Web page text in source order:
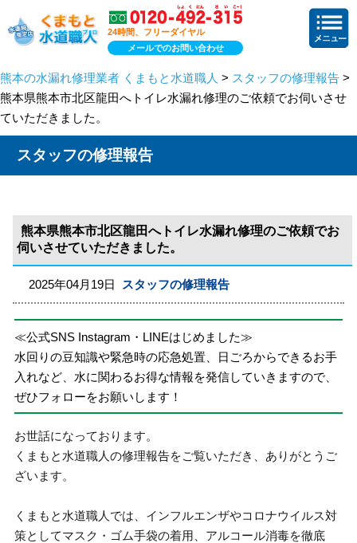
24時間、フリーダイヤル
メールでのお問い合わせ
熊本の水漏れ修理業者 くまもと水道職人 > スタッフの修理報告 >
熊本県熊本市北区龍田へトイレ水漏れ修理のご依頼でお伺いさせ
ていただきました。
スタッフの修理報告
熊本県熊本市北区龍田へトイレ水漏れ修理のご依頼でお
伺いさせていただきました。
2025年04月19日 スタッフの修理報告
≪公式SNS Instagram・LINEはじめました≫
水回りの豆知識や緊急時の応急処置、日ごろからできるお手
入れなど、水に関わるお得な情報を発信していきますので、
ぜひフォローをお願いします！
お世話になっております。
くまもと水道職人の修理報告をご覧いただき、ありがとうご
ざいます。
くまもと水道職人では、インフルエンザやコロナウイルス対
策としてマスク・ゴム手袋の着用、アルコール消毒を徹底